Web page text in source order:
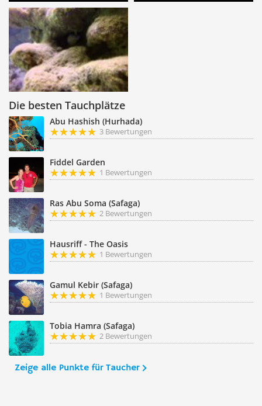
Die besten Tauchplätze
Abu Hashish (Hurhada)
3 Bewertungen
Fiddel Garden
1 Bewertungen
Ras Abu Soma (Safaga)
2 Bewertungen
Hausriff - The Oasis
1 Bewertungen
Gamul Kebir (Safaga)
1 Bewertungen
Tobia Hamra (Safaga)
2 Bewertungen
Zeige alle Punkte für Taucher